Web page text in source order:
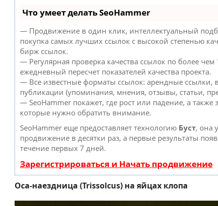
Что умеет делать SeoHammer
— Продвижение в один клик, интеллектуальный
покупка самых лучших ссылок с высокой степенью
бирж ссылок.
— Регулярная проверка качества ссылок по более чем
ежедневный пересчет показателей качества проекта.
— Все известные форматы ссылок: арендные ссылки,
публикации (упоминания, мнения, отзывы, статьи,
— SeoHammer покажет, где рост или падение, а также
которые нужно обратить внимание.
SeoHammer еще предоставляет технологию Буст, она
продвижение в десятки раз, а первые результаты
течение первых 7 дней.
Зарегистрироваться и Начать продвижение
Оса-наездница (Trissolcus) на яйцах клопа